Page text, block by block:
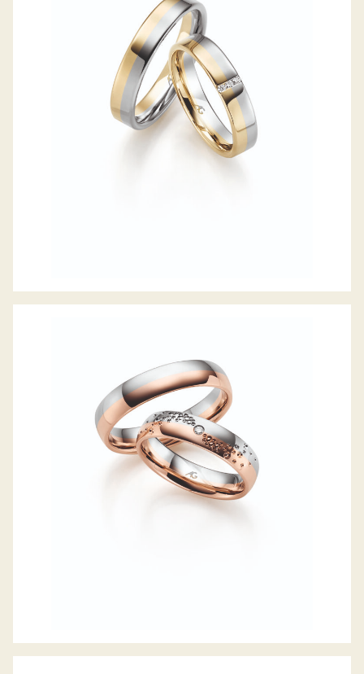
GERSTNER TRAURINGE
GERSTNER TRAURINGE